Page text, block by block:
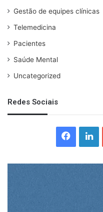
Gestão de equipes clínicas
Telemedicina
Pacientes
Saúde Mental
Uncategorized
Redes Sociais